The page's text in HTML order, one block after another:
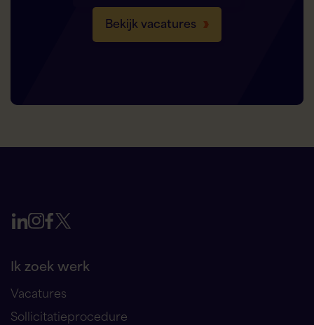
Bekijk vacatures
Ik zoek werk
Vacatures
Sollicitatieprocedure